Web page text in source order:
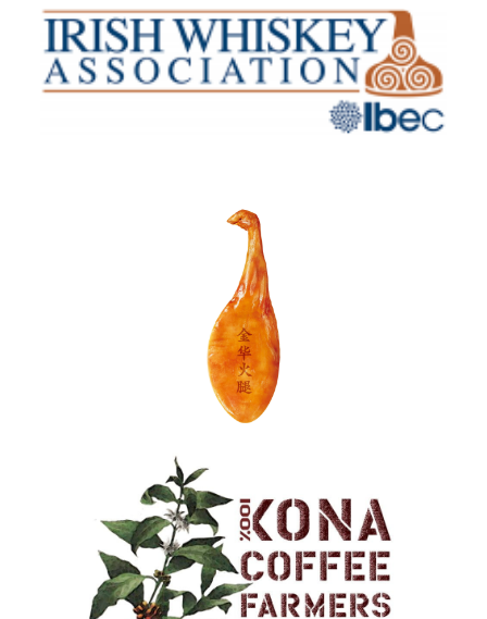
Irish Whiskey Association
Jinzi Ham Co., Ltd. (Jinzi Ham)
Kona Coffee Farmers Association
(KCFA)